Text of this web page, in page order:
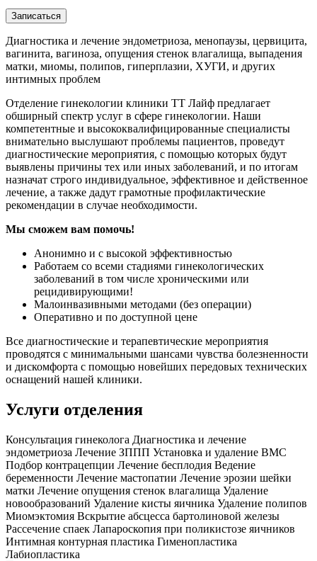
Записаться
Диагностика и лечение эндометриоза, менопаузы, цервицита,
вагинита, вагиноза, опущения стенок влагалища, выпадения
матки, миомы, полипов, гиперплазии, ХУГИ, и других
интимных проблем
Отделение гинекологии клиники ТТ Лайф предлагает
обширный спектр услуг в сфере гинекологии. Наши
компетентные и высококвалифицированные специалисты
внимательно выслушают проблемы пациентов, проведут
диагностические мероприятия, с помощью которых будут
выявлены причины тех или иных заболеваний, и по итогам
назначат строго индивидуальное, эффективное и действенное
лечение, а также дадут грамотные профилактические
рекомендации в случае необходимости.
Мы сможем вам помочь!
Анонимно и с высокой эффективностью
Работаем со всеми стадиями гинекологических
заболеваний в том числе хроническими или
рецидивирующими!
Малоинвазивными методами (без операции)
Оперативно и по доступной цене
Все диагностические и терапевтические мероприятия
проводятся с минимальными шансами чувства болезненности
и дискомфорта с помощью новейших передовых технических
оснащений нашей клиники.
Услуги отделения
Консультация гинеколога Диагностика и лечение
эндометриоза Лечение ЗППП Установка и удаление ВМС
Подбор контрацепции Лечение бесплодия Ведение
беременности Лечение мастопатии Лечение эрозии шейки
матки Лечение опущения стенок влагалища Удаление
новообразований Удаление кисты яичника Удаление полипов
Миомэктомия Вскрытие абсцесса бартолиновой железы
Рассечение спаек Лапароскопия при поликистозе яичников
Интимная контурная пластика Гименопластика
Лабиопластика